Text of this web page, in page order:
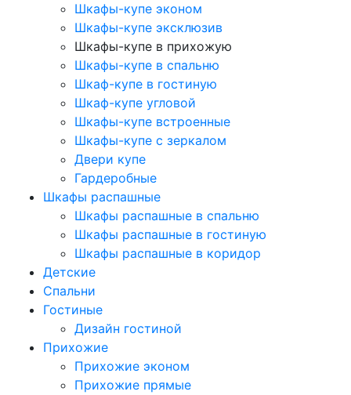
Шкафы-купе эконом
Шкафы-купе эксклюзив
Шкафы-купе в прихожую
Шкафы-купе в спальню
Шкаф-купе в гостиную
Шкаф-купе угловой
Шкафы-купе встроенные
Шкафы-купе с зеркалом
Двери купе
Гардеробные
Шкафы распашные
Шкафы распашные в спальню
Шкафы распашные в гостиную
Шкафы распашные в коридор
Детские
Спальни
Гостиные
Дизайн гостиной
Прихожие
Прихожие эконом
Прихожие прямые